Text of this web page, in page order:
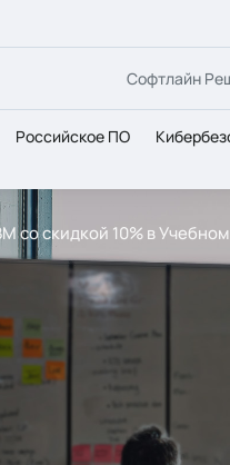
Софтлайн
Российское ПО
co скидкой 10% в